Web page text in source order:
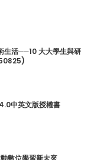
生活──10 大大學生與研
中英文版授權書